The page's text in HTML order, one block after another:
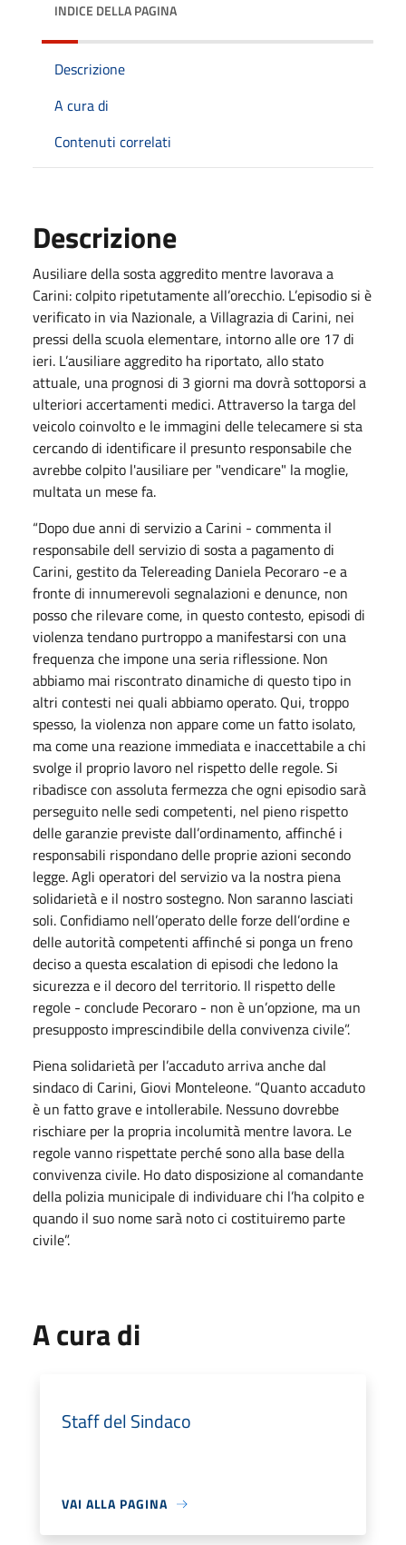
INDICE DELLA PAGINA
Descrizione
A cura di
Contenuti correlati
Descrizione
Ausiliare della sosta aggredito mentre lavorava a
Carini: colpito ripetutamente all’orecchio. L’episodio si è
verificato in via Nazionale, a Villagrazia di Carini, nei
pressi della scuola elementare, intorno alle ore 17 di
ieri. L’ausiliare aggredito ha riportato, allo stato
attuale, una prognosi di 3 giorni ma dovrà sottoporsi a
ulteriori accertamenti medici. Attraverso la targa del
veicolo coinvolto e le immagini delle telecamere si sta
cercando di identificare il presunto responsabile che
avrebbe colpito l'ausiliare per "vendicare" la moglie,
multata un mese fa.
“Dopo due anni di servizio a Carini - commenta il
responsabile dell servizio di sosta a pagamento di
Carini, gestito da Telereading Daniela Pecoraro -e a
fronte di innumerevoli segnalazioni e denunce, non
posso che rilevare come, in questo contesto, episodi di
violenza tendano purtroppo a manifestarsi con una
frequenza che impone una seria riflessione. Non
abbiamo mai riscontrato dinamiche di questo tipo in
altri contesti nei quali abbiamo operato. Qui, troppo
spesso, la violenza non appare come un fatto isolato,
ma come una reazione immediata e inaccettabile a chi
svolge il proprio lavoro nel rispetto delle regole. Si
ribadisce con assoluta fermezza che ogni episodio sarà
perseguito nelle sedi competenti, nel pieno rispetto
delle garanzie previste dall’ordinamento, affinché i
responsabili rispondano delle proprie azioni secondo
legge. Agli operatori del servizio va la nostra piena
solidarietà e il nostro sostegno. Non saranno lasciati
soli. Confidiamo nell’operato delle forze dell’ordine e
delle autorità competenti affinché si ponga un freno
deciso a questa escalation di episodi che ledono la
sicurezza e il decoro del territorio. Il rispetto delle
regole - conclude Pecoraro - non è un’opzione, ma un
presupposto imprescindibile della convivenza civile”.
Piena solidarietà per l’accaduto arriva anche dal
sindaco di Carini, Giovi Monteleone. “Quanto accaduto
è un fatto grave e intollerabile. Nessuno dovrebbe
rischiare per la propria incolumità mentre lavora. Le
regole vanno rispettate perché sono alla base della
convivenza civile. Ho dato disposizione al comandante
della polizia municipale di individuare chi l’ha colpito e
quando il suo nome sarà noto ci costituiremo parte
civile”.
A cura di
Staff del Sindaco
VAI ALLA PAGINA